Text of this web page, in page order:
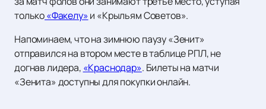
только«Факелу»и «Крыльям Советов».
Напоминаем, что на зимнюю паузу «Зенит»
отправился на втором месте в таблице РПЛ, не
догнав лидера, «Краснодар». Билеты на матчи
«Зенита» доступны для покупки онлайн.